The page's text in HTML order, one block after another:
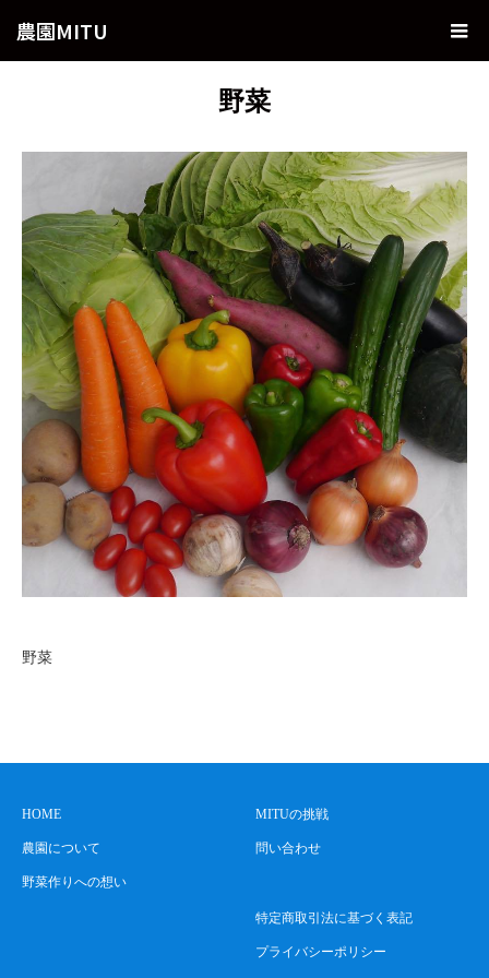
農園MITU
野菜
野菜
HOME
農園について
野菜作りへの想い
MITUの挑戦
問い合わせ
特定商取引法に基づく表記
プライバシーポリシー